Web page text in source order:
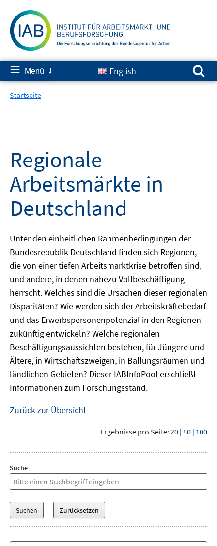
zum
Inhalt
≡ Menü ✘ English
Suchen nach:
Startseite
Regionale
Arbeitsmärkte in
Deutschland
Unter den einheitlichen Rahmenbedingungen der
Bundesrepublik Deutschland finden sich Regionen,
die von einer tiefen Arbeitsmarktkrise betroffen sind,
und andere, in denen nahezu Vollbeschäftigung
herrscht. Welches sind die Ursachen dieser regionalen
Disparitäten? Wie werden sich der Arbeitskräftebedarf
und das Erwerbspersonenpotenzial in den Regionen
zukünftig entwickeln? Welche regionalen
Beschäftigungsaussichten bestehen, für Jüngere und
Ältere, in Wirtschaftszweigen, in Ballungsräumen und
ländlichen Gebieten? DieserIABInfoPool erschließt
Informationen zum Forschungsstand.
Zurück zur Übersicht
Ergebnisse pro Seite: 20 | 50 | 100
Suche